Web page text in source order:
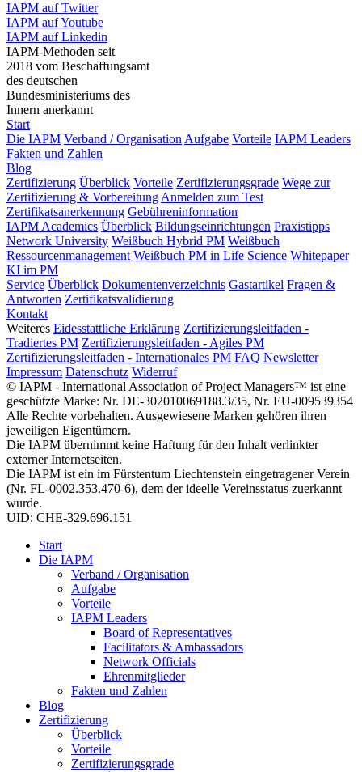
IAPM auf Twitter
IAPM auf Youtube
IAPM auf Linkedin
IAPM-Methoden seit
2018 vom Beschaffungsamt
des deutschen
Bundesministeriums des
Innern anerkannt
Start
Die IAPM Verband / Organisation Aufgabe Vorteile IAPM Leaders
Fakten und Zahlen
Blog
Zertifizierung Überblick Vorteile Zertifizierungsgrade Wege zur
Zertifizierung & Vorbereitung Anmelden zum Test
Zertifikatsanerkennung Gebühreninformation
IAPM Academics Überblick Bildungseinrichtungen Praxistipps
Network University Weißbuch Hybrid PM Weißbuch
Ressourcenmanagement Weißbuch PM in Life Science Whitepaper
KI im PM
Service Überblick Dokumentenverzeichnis Gastartikel Fragen &
Antworten Zertifikatsvalidierung
Kontakt
Weiteres Eidesstattliche Erklärung Zertifizierungsleitfaden -
Tradiertes PM Zertifizierungsleitfaden - Agiles PM
Zertifizierungsleitfaden - Internationales PM FAQ Newsletter
Impressum Datenschutz Widerruf
© IAPM - International Association of Project Managers™ ist eine
geschützte Marke: Nr. DE-302010069188.3/35, Nr. EU-009539354
Alle Rechte vorbehalten. Ausgewiesene Marken gehören ihren
jeweiligen Eigentümern.
Die IAPM übernimmt keine Haftung für den Inhalt verlinkter
externer Internetseiten.
Die IAPM ist ein im Fürstentum Liechtenstein eingetragener Verein
(Nr. FL-0002.353.470-6), dem der ideelle Vereinsstatus zuerkannt
wurde.
UID: CHE-329.696.151
Start
Die IAPM
Verband / Organisation
Aufgabe
Vorteile
IAPM Leaders
Board of Representatives
Facilitators & Ambassadors
Network Officials
Ehrenmitglieder
Fakten und Zahlen
Blog
Zertifizierung
Überblick
Vorteile
Zertifizierungsgrade